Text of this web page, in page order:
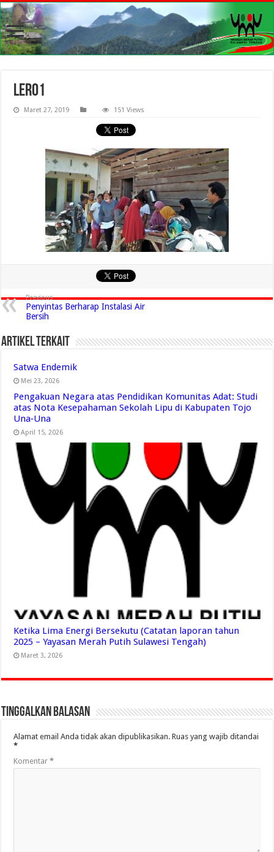
lero1
Maret 27, 2019 151 Views
Previous
Penyintas Berharap Instalasi Air
Bersih
Artikel Terkait
Satwa Endemik
Mei 23, 2026
Pengakuan Negara atas Pendidikan Komunitas Adat: Studi
atas Nota Kesepahaman Sekolah Lipu di Kabupaten Tojo
Una‑Una
April 15, 2026
Ketika Lima Energi Bersekutu (Catatan laporan tahun
2025 – Yayasan Merah Putih Sulawesi Tengah)
Maret 3, 2026
Tinggalkan Balasan
Alamat email Anda tidak akan dipublikasikan. Ruas yang wajib ditandai
*
Komentar*